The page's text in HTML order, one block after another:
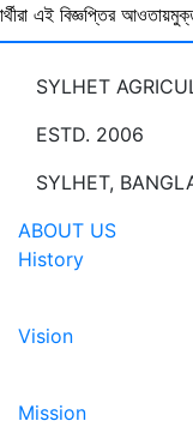
এই বিজ্ঞপ্তির
SYLHET
ESTD. 2006
SYLHET,
ABOUT US
History
Vision
Mission